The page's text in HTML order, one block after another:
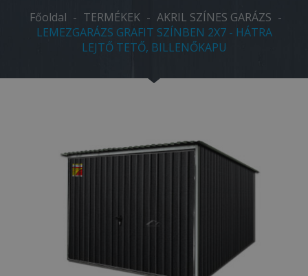
Főoldal - TERMÉKEK - AKRIL SZÍNES GARÁZS -
LEMEZGARÁZS GRAFIT SZÍNBEN 2X7 - HÁTRA
LEJTŐ TETŐ, BILLENŐKAPU